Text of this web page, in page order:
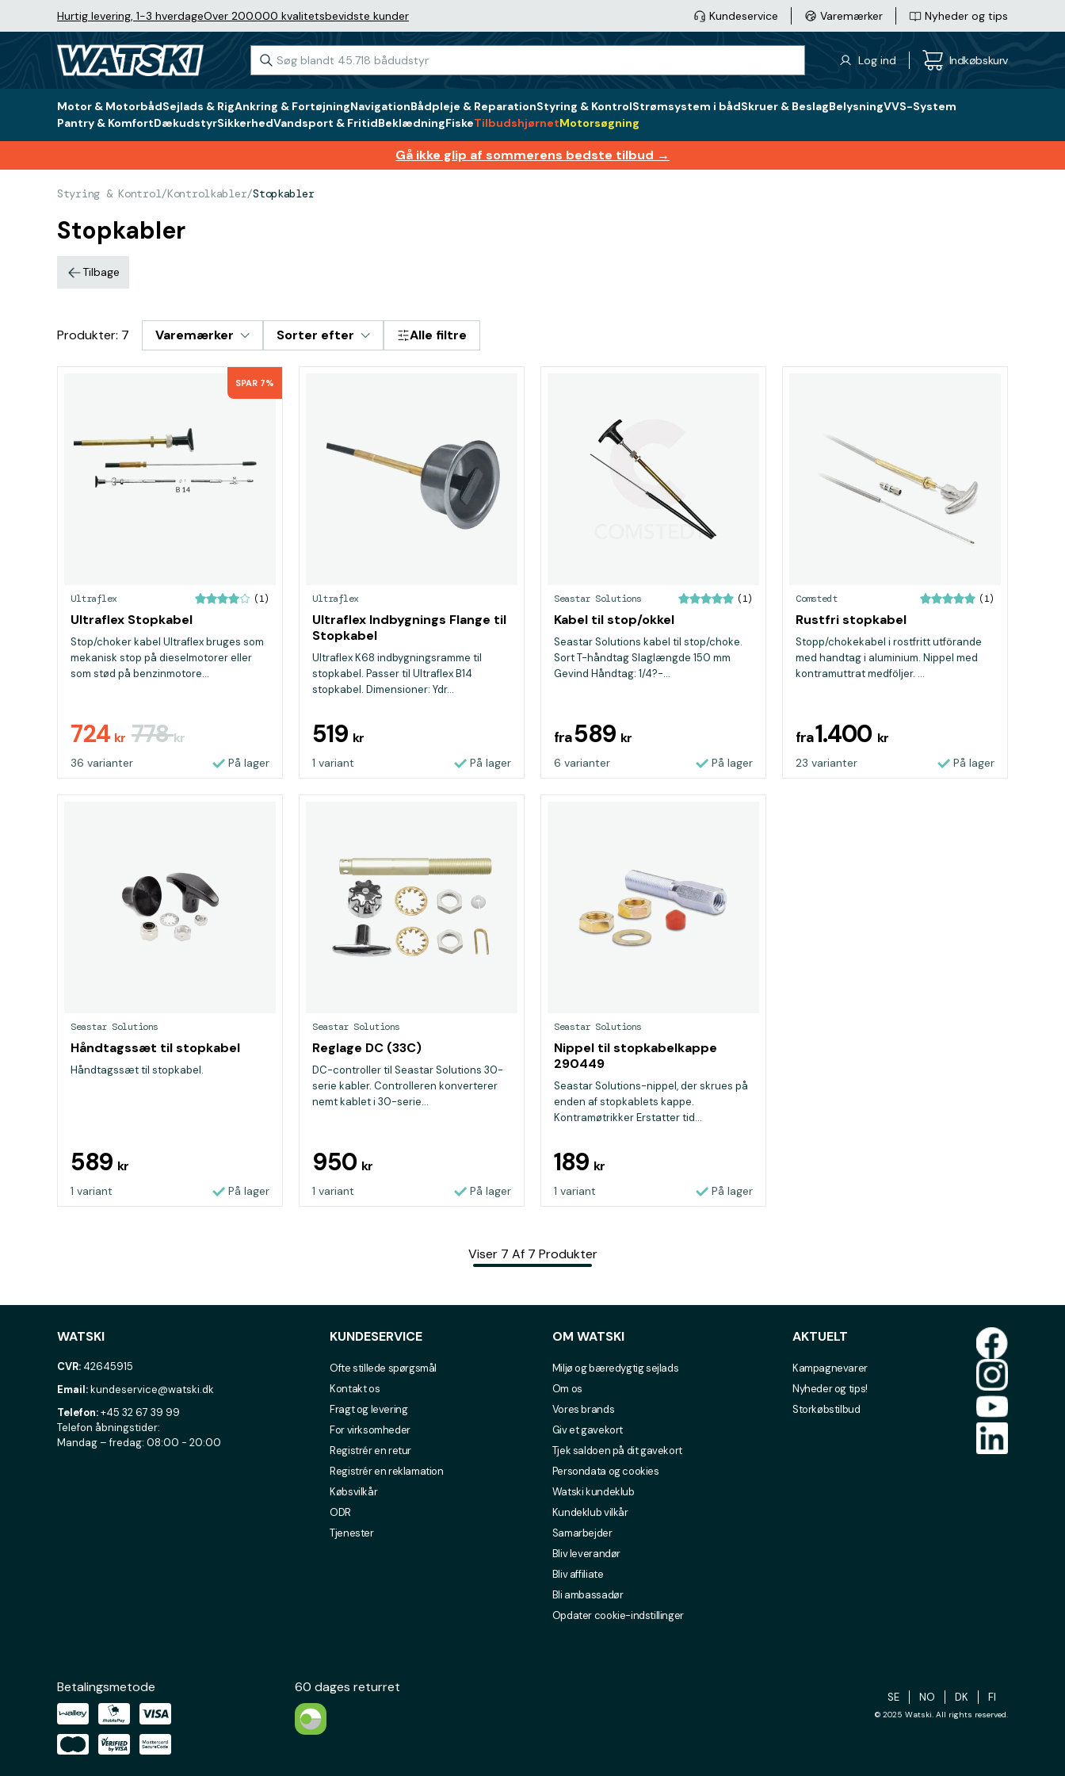
Hurtig levering, 1-3 hverdageOver 200.000 kvalitetsbevidste kunder Kundeservice Varemærker Nyheder og tips
Log ind Indkøbskurv
Motor & MotorbådSejlads & RigAnkring & FortøjningNavigationBådpleje & ReparationStyring & KontrolStrømsystem i bådSkruer & BeslagBelysningVVS-System
Pantry & KomfortDækudstyrSikkerhedVandsport & FritidBeklædningFiskeTilbudshjørnetMotorsøgning
Gå ikke glip af sommerens bedste tilbud →
Styring & Kontrol/Kontrolkabler/Stopkabler
Stopkabler
Tilbage
Produkter: 7 Varemærker Sorter efter Alle filtre
SPAR 7%
Ultraflex (1)
Ultraflex Stopkabel
Stop/choker kabel Ultraflex bruges som
mekanisk stop på dieselmotorer eller
som stød på benzinmotore...
724 kr 778kr
36 varianter På lager
Ultraflex
Ultraflex Indbygnings Flange til
Stopkabel
Ultraflex K68 indbygningsramme til
stopkabel. Passer til Ultraflex B14
stopkabel. Dimensioner: Ydr...
519 kr
1 variant På lager
Seastar Solutions (1)
Kabel til stop/okkel
Seastar Solutions kabel til stop/choke.
Sort T-håndtag Slaglængde 150 mm
Gevind Håndtag: 1/4?-...
fra589 kr
6 varianter På lager
Comstedt (1)
Rustfri stopkabel
Stopp/chokekabel i rostfritt utförande
med handtag i aluminium. Nippel med
kontramuttrat medföljer. ...
fra1.400 kr
23 varianter På lager
Seastar Solutions
Håndtagssæt til stopkabel
Håndtagssæt til stopkabel.
589 kr
1 variant På lager
Seastar Solutions
Reglage DC (33C)
DC-controller til Seastar Solutions 30-
serie kabler. Controlleren konverterer
nemt kablet i 30-serie...
950 kr
1 variant På lager
Seastar Solutions
Nippel til stopkabelkappe
290449
Seastar Solutions-nippel, der skrues på
enden af stopkablets kappe.
Kontramøtrikker Erstatter tid...
189 kr
1 variant På lager
Viser 7 Af 7 Produkter
WATSKI
CVR: 42645915
Email:kundeservice@watski.dk
Telefon:+45 32 67 39 99
Telefon åbningstider:
Mandag – fredag: 08:00 - 20:00
KUNDESERVICE
Ofte stillede spørgsmål
Kontakt os
Fragt og levering
For virksomheder
Registrér en retur
Registrér en reklamation
Købsvilkår
ODR
Tjenester
OM WATSKI
Miljø og bæredygtig sejlads
Om os
Vores brands
Giv et gavekort
Tjek saldoen på dit gavekort
Persondata og cookies
Watski kundeklub
Kundeklub vilkår
Samarbejder
Bliv leverandør
Bliv affiliate
Bli ambassadør
Opdater cookie-indstillinger
AKTUELT
Kampagnevarer
Nyheder og tips!
Storkøbstilbud
Betalingsmetode 60 dages returret
SE NO DK FI
© 2025 Watski. All rights reserved.